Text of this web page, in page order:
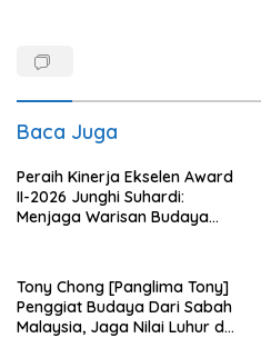
Baca Juga
Peraih Kinerja Ekselen Award
II-2026 Junghi Suhardi:
Menjaga Warisan Budaya
Tony Chong [Panglima Tony]
Penggiat Budaya Dari Sabah
Malaysia, Jaga Nilai Luhur di